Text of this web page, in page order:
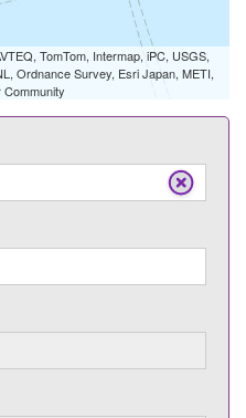
TomTom, Intermap, iPC, USGS,
Ordnance Survey, Esri Japan, METI,